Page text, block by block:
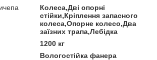
Колеса,Дві опорні
стійки,Кріплення запасного
колеса,Опорне колесо,Два
заїзних трапа,Лебідка
1200 кг
Вологостійка фанера